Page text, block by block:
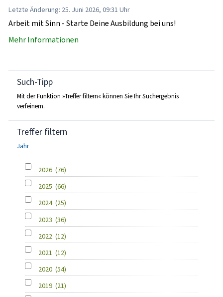
Letzte Änderung: 25. Juni 2026, 09:31 Uhr
Arbeit mit Sinn - Starte Deine Ausbildung bei uns!
Mehr Informationen
Such-Tipp
Mit der Funktion »Treffer filtern« können Sie Ihr Suchergebnis
verfeinern.
Treffer filtern
Jahr
2026 (76)
2025 (66)
2024 (25)
2023 (36)
2022 (12)
2021 (12)
2020 (54)
2019 (21)